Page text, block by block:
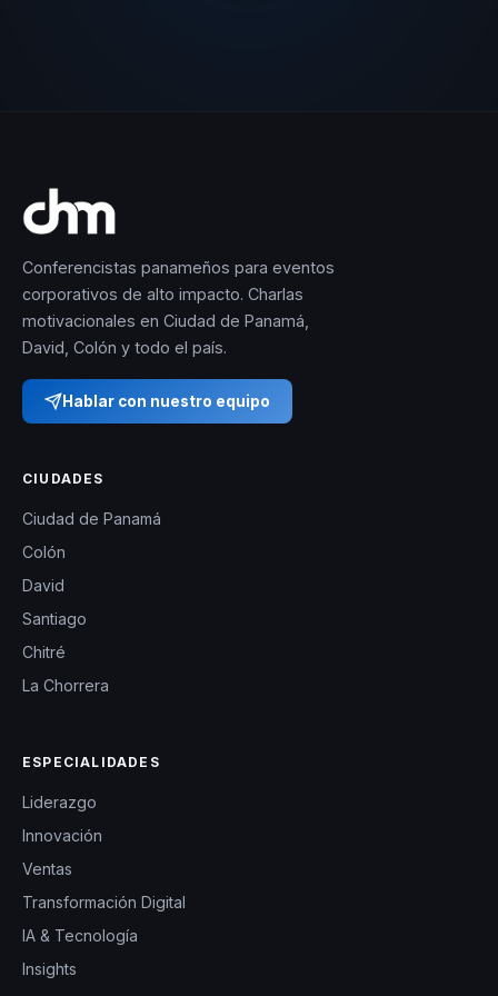
Conferencistas panameños para eventos
corporativos de alto impacto. Charlas
motivacionales en Ciudad de Panamá,
David, Colón y todo el país.
Hablar con nuestro equipo
CIUDADES
Ciudad de Panamá
Colón
David
Santiago
Chitré
La Chorrera
ESPECIALIDADES
Liderazgo
Innovación
Ventas
Transformación Digital
IA & Tecnología
Insights